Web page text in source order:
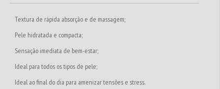
Textura de rápida absorção e de massagem;
Pele hidratada e compacta;
Sensação imediata de bem-estar;
Ideal para todos os tipos de pele;
Ideal ao final do dia para amenizar tensões e stress.